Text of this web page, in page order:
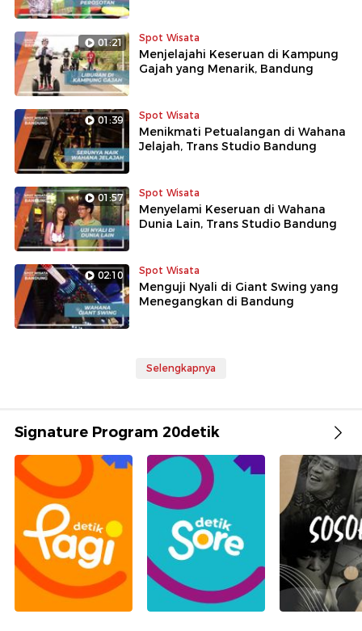
01:21 Spot Wisata
Menjelajahi Keseruan di Kampung
Gajah yang Menarik, Bandung
01:39 Spot Wisata
Menikmati Petualangan di Wahana
Jelajah, Trans Studio Bandung
01:57 Spot Wisata
Menyelami Keseruan di Wahana
Dunia Lain, Trans Studio Bandung
02:10 Spot Wisata
Menguji Nyali di Giant Swing yang
Menegangkan di Bandung
Selengkapnya
Signature Program 20detik